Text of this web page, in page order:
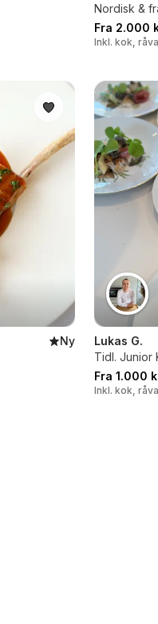
Nordisk &
Fra 2.000
Inkl. kok,
Ny
Lukas G.
Tidl. Junior
Fra 1.000
Inkl. kok,